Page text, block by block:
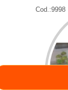
Cod.:9998